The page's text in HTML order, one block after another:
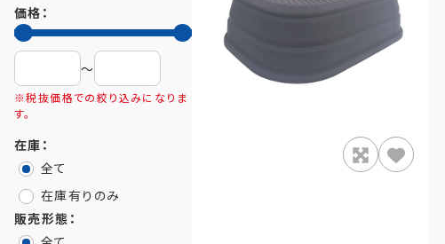
価格：
〜
※税抜価格での絞り込みになりま
す。
在庫：
全て
在庫有りのみ
販売形態：